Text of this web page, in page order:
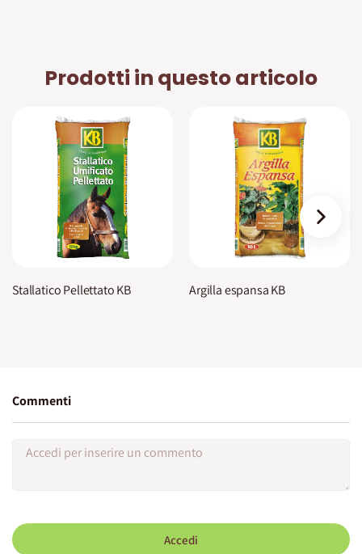
Prodotti in questo articolo
Stallatico Pellettato KB Argilla espansa KB
›
Commenti
Accedi